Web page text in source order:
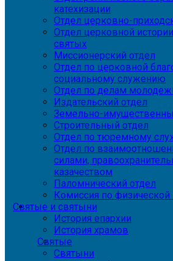
катехизации
Отдел церковно-
Отдел церковной
святых
Миссионерский отдел
Отдел по церковной
социальному служению
Отдел по делам
Издательский отдел
Земельно-
Строительный отдел
Отдел по тюремному
Отдел по
силами,
казачеством
Паломнический отдел
Комиссия по физической
Святые и святыни
История епархии
История храмов
Святые
Святыни